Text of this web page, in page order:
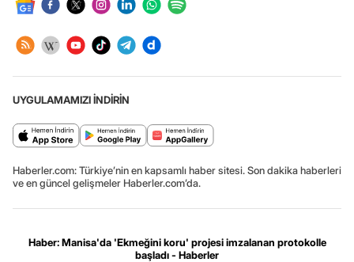
UYGULAMAMIZI İNDİRİN
Haberler.com: Türkiye’nin en kapsamlı haber sitesi. Son dakika haberleri
ve en güncel gelişmeler Haberler.com’da.
Haber: Manisa'da 'Ekmeğini koru' projesi imzalanan protokolle
başladı - Haberler